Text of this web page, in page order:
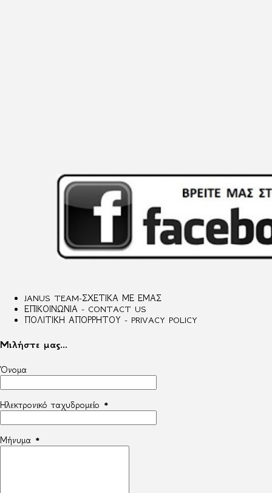
JANUS TEAM-ΣΧΕΤΙΚΑ ΜΕ ΕΜΑΣ
ΕΠΙΚΟΙΝΩΝΙΑ - CONTACT US
ΠΟΛΙΤΙΚΗ ΑΠΟΡΡΗΤΟΥ - PRIVACY POLICY
Μιλήστε μας...
Όνομα
Ηλεκτρονικό ταχυδρομείο *
Μήνυμα *